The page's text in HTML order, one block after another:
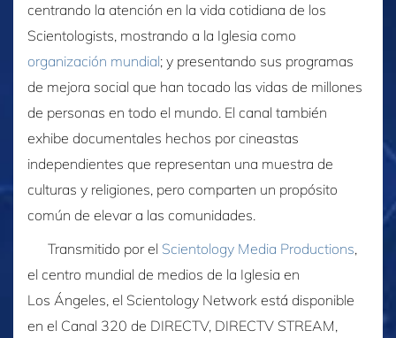
centrando la atención en la vida cotidiana de los
Scientologists, mostrando a la Iglesia como
organización mundial; y presentando sus programas
de mejora social que han tocado las vidas de millones
de personas en todo el mundo. El canal también
exhibe documentales hechos por cineastas
independientes que representan una muestra de
culturas y religiones, pero comparten un propósito
común de elevar a las comunidades.
Transmitido por el Scientology Media Productions,
el centro mundial de medios de la Iglesia en
Los Ángeles, el Scientology Network está disponible
en el Canal 320 de DIRECTV, DIRECTV STREAM,